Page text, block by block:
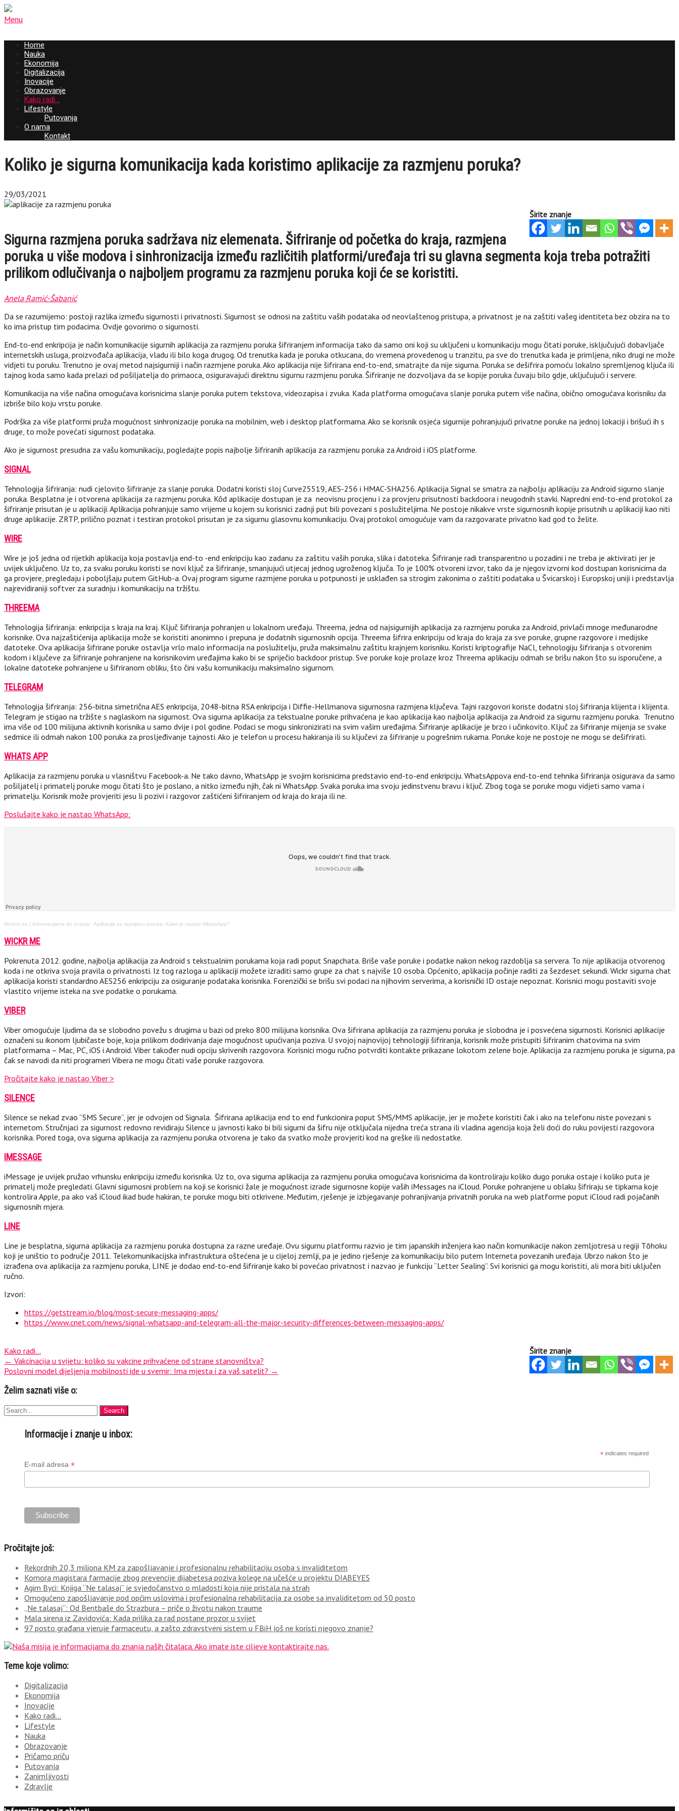
Menu
Home
Nauka
Ekonomija
Digitalizacija
Inovacije
Obrazovanje
Kako radi…
Lifestyle
Putovanja
O nama
Kontakt
Koliko je sigurna komunikacija kada koristimo aplikacije za razmjenu poruka?
29/03/2021
Širite znanje
Sigurna razmjena poruka sadržava niz elemenata. Šifriranje od početka do kraja, razmjena
poruka u više modova i sinhronizacija između različitih platformi/uređaja tri su glavna segmenta koja treba potražiti
prilikom odlučivanja o najboljem programu za razmjenu poruka koji će se koristiti.
Anela Ramić-Šabanić
Da se razumijemo: postoji razlika između sigurnosti i privatnosti. Sigurnost se odnosi na zaštitu vaših podataka od neovlaštenog pristupa, a privatnost je na zaštiti vašeg identiteta bez obzira na to
ko ima pristup tim podacima. Ovdje govorimo o sigurnosti.
End-to-end enkripcija je način komunikacije sigurnih aplikacija za razmjenu poruka šifriranjem informacija tako da samo oni koji su uključeni u komunikaciju mogu čitati poruke, isključujući dobavljače
internetskih usluga, proizvođača aplikacija, vladu ili bilo koga drugog. Od trenutka kada je poruka otkucana, do vremena provedenog u tranzitu, pa sve do trenutka kada je primljena, niko drugi ne može
vidjeti tu poruku. Trenutno je ovaj metod najsigurniji i način razmjene poruka. Ako aplikacija nije šifrirana end-to-end, smatrajte da nije sigurna. Poruka se dešifrira pomoću lokalno spremljenog ključa ili
tajnog koda samo kada prelazi od pošiljatelja do primaoca, osiguravajući direktnu sigurnu razmjenu poruka. Šifriranje ne dozvoljava da se kopije poruka čuvaju bilo gdje, uključujući i servere.
Komunikacija na više načina omogućava korisnicima slanje poruka putem tekstova, videozapisa i zvuka. Kada platforma omogućava slanje poruka putem više načina, obično omogućava korisniku da
izbriše bilo koju vrstu poruke.
Podrška za više platformi pruža mogućnost sinhronizacije poruka na mobilnim, web i desktop platformama. Ako se korisnik osjeća sigurnije pohranjujući privatne poruke na jednoj lokaciji i brišući ih s
druge, to može povećati sigurnost podataka.
Ako je sigurnost presudna za vašu komunikaciju, pogledajte popis najbolje šifriranih aplikacija za razmjenu poruka za Android i iOS platforme.
SIGNAL
Tehnologija šifriranja: nudi cjelovito šifriranje za slanje poruka. Dodatni koristi sloj Curve25519, AES-256 i HMAC-SHA256. Aplikacija Signal se smatra za najbolju aplikaciju za Android sigurno slanje
poruka. Besplatna je i otvorena aplikacija za razmjenu poruka. Kôd aplikacije dostupan je za neovisnu procjenu i za provjeru prisutnosti backdoora i neugodnih stavki. Napredni end-to-end protokol za
šifriranje prisutan je u aplikaciji. Aplikacija pohranjuje samo vrijeme u kojem su korisnici zadnji put bili povezani s poslužiteljima. Ne postoje nikakve vrste sigurnosnih kopije prisutnih u aplikaciji kao niti
druge aplikacije. ZRTP, prilično poznat i testiran protokol prisutan je za sigurnu glasovnu komunikaciju. Ovaj protokol omogućuje vam da razgovarate privatno kad god to želite.
WIRE
Wire je još jedna od rijetkih aplikacija koja postavlja end-to -end enkripciju kao zadanu za zaštitu vaših poruka, slika i datoteka. Šifriranje radi transparentno u pozadini i ne treba je aktivirati jer je
uvijek uključeno. Uz to, za svaku poruku koristi se novi ključ za šifriranje, smanjujući utjecaj jednog ugroženog ključa. To je 100% otvoreni izvor, tako da je njegov izvorni kod dostupan korisnicima da
ga provjere, pregledaju i poboljšaju putem GitHub-a. Ovaj program sigurne razmjene poruka u potpunosti je usklađen sa strogim zakonima o zaštiti podataka u Švicarskoj i Europskoj uniji i predstavlja
najrevidiraniji softver za suradnju i komunikaciju na tržištu.
THREEMA
Tehnologija šifriranja: enkripcija s kraja na kraj. Ključ šifriranja pohranjen u lokalnom uređaju. Threema, jedna od najsigurnijih aplikacija za razmjenu poruka za Android, privlači mnoge međunarodne
korisnike. Ova najzaštićenija aplikacija može se koristiti anonimno i prepuna je dodatnih sigurnosnih opcija. Threema šifrira enkripciju od kraja do kraja za sve poruke, grupne razgovore i medijske
datoteke. Ova aplikacija šifrirane poruke ostavlja vrlo malo informacija na poslužitelju, pruža maksimalnu zaštitu krajnjem korisniku. Koristi kriptografije NaCl, tehnologiju šifriranja s otvorenim
kodom i ključeve za šifriranje pohranjene na korisnikovim uređajima kako bi se spriječio backdoor pristup. Sve poruke koje prolaze kroz Threema aplikaciju odmah se brišu nakon što su isporučene, a
lokalne datoteke pohranjene u šifriranom obliku, što čini vašu komunikaciju maksimalno sigurnom.
TELEGRAM
Tehnologija šifriranja: 256-bitna simetrična AES enkripcija, 2048-bitna RSA enkripcija i Diffie-Hellmanova sigurnosna razmjena ključeva. Tajni razgovori koriste dodatni sloj šifriranja klijenta i klijenta.
Telegram je stigao na tržište s naglaskom na sigurnost. Ova sigurna aplikacija za tekstualne poruke prihvaćena je kao aplikacija kao najbolja aplikacija za Android za sigurnu razmjenu poruka. Trenutno
ima više od 100 milijuna aktivnih korisnika u samo dvije i pol godine. Podaci se mogu sinkronizirati na svim vašim uređajima. Šifriranje aplikacije je brzo i učinkovito. Ključ za šifriranje mijenja se svake
sedmice ili odmah nakon 100 poruka za prosljeđivanje tajnosti. Ako je telefon u procesu hakiranja ili su ključevi za šifriranje u pogrešnim rukama. Poruke koje ne postoje ne mogu se dešifrirati.
WHATS APP
Aplikacija za razmjenu poruka u vlasništvu Facebook-a. Ne tako davno, WhatsApp je svojim korisnicima predstavio end-to-end enkripciju. WhatsAppova end-to-end tehnika šifriranja osigurava da samo
pošiljatelj i primatelj poruke mogu čitati što je poslano, a nitko između njih, čak ni WhatsApp. Svaka poruka ima svoju jedinstvenu bravu i ključ. Zbog toga se poruke mogu vidjeti samo vama i
primatelju. Korisnik može provjeriti jesu li pozivi i razgovor zaštićeni šifriranjem od kraja do kraja ili ne.
Poslušajte kako je nastao WhatsApp:
Novine.ba | Informacijama do znanja · Aplikacije za razmjenu poruka. Kako je nastao WhatsApp?
WICKR ME
Pokrenuta 2012. godine, najbolja aplikacija za Android s tekstualnim porukama koja radi poput Snapchata. Briše vaše poruke i podatke nakon nekog razdoblja sa servera. To nije aplikacija otvorenog
koda i ne otkriva svoja pravila o privatnosti. Iz tog razloga u aplikaciji možete izraditi samo grupe za chat s najviše 10 osoba. Općenito, aplikacija počinje raditi za šezdeset sekundi. Wickr sigurna chat
aplikacija koristi standardno AES256 enkripciju za osiguranje podataka korisnika. Forenzički se brišu svi podaci na njihovim serverima, a korisnički ID ostaje nepoznat. Korisnici mogu postaviti svoje
vlastito vrijeme isteka na sve podatke o porukama.
VIBER
Viber omogućuje ljudima da se slobodno povežu s drugima u bazi od preko 800 milijuna korisnika. Ova šifrirana aplikacija za razmjenu poruka je slobodna je i posvećena sigurnosti. Korisnici aplikacije
označeni su ikonom ljubičaste boje, koja prilikom dodirivanja daje mogućnost upućivanja poziva. U svojoj najnovijoj tehnologiji šifriranja, korisnik može pristupiti šifriranim chatovima na svim
platformama – Mac, PC, iOS i Android. Viber također nudi opciju skrivenih razgovora. Korisnici mogu ručno potvrditi kontakte prikazane lokotom zelene boje. Aplikacija za razmjenu poruka je sigurna, pa
čak se navodi da niti programeri Vibera ne mogu čitati vaše poruke razgovora.
Pročitajte kako je nastao Viber >
SILENCE
Silence se nekad zvao “SMS Secure”, jer je odvojen od Signala. Šifrirana aplikacija end to end funkcionira poput SMS/MMS aplikacije, jer je možete koristiti čak i ako na telefonu niste povezani s
internetom. Stručnjaci za sigurnost redovno revidiraju Silence u javnosti kako bi bili sigurni da šifru nije otključala nijedna treća strana ili vladina agencija koja želi doći do ruku povijesti razgovora
korisnika. Pored toga, ova sigurna aplikacija za razmjenu poruka otvorena je tako da svatko može provjeriti kod na greške ili nedostatke.
IMESSAGE
iMessage je uvijek pružao vrhunsku enkripciju između korisnika. Uz to, ova sigurna aplikacija za razmjenu poruka omogućava korisnicima da kontroliraju koliko dugo poruka ostaje i koliko puta je
primatelj može pregledati. Glavni sigurnosni problem na koji se korisnici žale je mogućnost izrade sigurnosne kopije vaših iMessages na iCloud. Poruke pohranjene u oblaku šifriraju se tipkama koje
kontrolira Apple, pa ako vaš iCloud ikad bude hakiran, te poruke mogu biti otkrivene. Međutim, rješenje je izbjegavanje pohranjivanja privatnih poruka na web platforme poput iCloud radi pojačanih
sigurnosnih mjera.
LINE
Line je besplatna, sigurna aplikacija za razmjenu poruka dostupna za razne uređaje. Ovu sigurnu platformu razvio je tim japanskih inženjera kao način komunikacije nakon zemljotresa u regiji Tōhoku
koji je uništio to područje 2011. Telekomunikacijska infrastruktura oštećena je u cijeloj zemlji, pa je jedino rješenje za komunikaciju bilo putem Interneta povezanih uređaja. Ubrzo nakon što je
izrađena ova aplikacija za razmjenu poruka, LINE je dodao end-to-end šifriranje kako bi povećao privatnost i nazvao je funkciju “Letter Sealing”. Svi korisnici ga mogu koristiti, ali mora biti uključen
ručno.
Izvori:
https://getstream.io/blog/most-secure-messaging-apps/
https://www.cnet.com/news/signal-whatsapp-and-telegram-all-the-major-security-differences-between-messaging-apps/
Širite znanje
Kako radi...
Post
navigation
← Vakcinacija u svijetu: koliko su vakcine prihvaćene od strane stanovništva?
Poslovni model dijeljenja mobilnosti ide u svemir: Ima mjesta i za vaš satelit? →
Želim saznati više o:
Informacije i znanje u inbox:
* indicates required
E-mail adresa *
Pročitajte još:
Rekordnih 20,3 miliona KM za zapošljavanje i profesionalnu rehabilitaciju osoba s invaliditetom
Komora magistara farmacije zbog prevencije dijabetesa poziva kolege na učešće u projektu DIABEYES
Agim Byci: Knjiga “Ne talasaj” je svjedočanstvo o mladosti koja nije pristala na strah
Omogućeno zapošljavanje pod općim uslovima i profesionalna rehabilitacija za osobe sa invaliditetom od 50 posto
„Ne talasaj“: Od Bentbaše do Strazbura – priče o životu nakon traume
Mala sirena iz Zavidovića: Kada prilika za rad postane prozor u svijet
97 posto građana vjeruje farmaceutu, a zašto zdravstveni sistem u FBiH još ne koristi njegovo znanje?
Teme koje volimo:
Digitalizacija
Ekonomija
Inovacije
Kako radi…
Lifestyle
Nauka
Obrazovanje
Pričamo priču
Putovanja
Zanimljivosti
Zdravlje